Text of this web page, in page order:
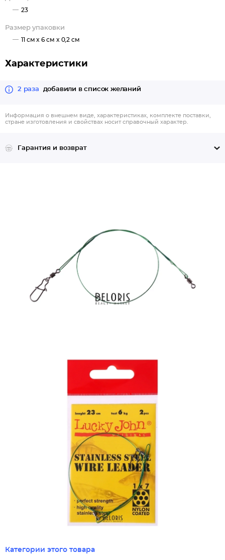
23
Размер упаковки
11 см x 6 см x 0,2 см
Характеристики
2 раза добавили в список желаний
Информация о внешнем виде, характеристиках, комплекте поставки,
стране изготовления и свойствах носит справочный характер.
Гарантия и возврат
Категории этого товара